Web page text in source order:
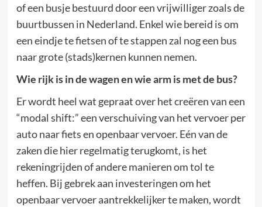
of een busje bestuurd door een vrijwilliger zoals de
buurtbussen in Nederland. Enkel wie bereid is om
een eindje te fietsen of te stappen zal nog een bus
naar grote (stads)kernen kunnen nemen.
Wie rijk is in de wagen en wie arm is met de bus?
Er wordt heel wat gepraat over het creëren van een
“modal shift:” een verschuiving van het vervoer per
auto naar fiets en openbaar vervoer. Eén van de
zaken die hier regelmatig terugkomt, is het
rekeningrijden of andere manieren om tol te
heffen. Bij gebrek aan investeringen om het
openbaar vervoer aantrekkelijker te maken, wordt